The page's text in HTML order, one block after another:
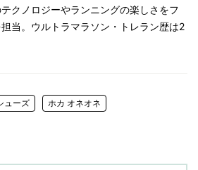
クノロジーやランニングの楽しさをフ
当。ウルトラマラソン・トレラン歴は2
ューズ
ホカ オネオネ